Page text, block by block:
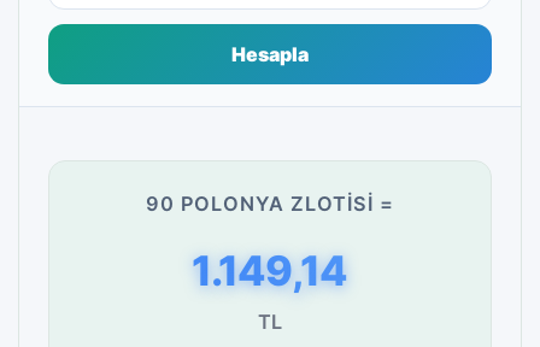
Hesapla
90 POLONYA ZLOTISI =
1.149,14
TL